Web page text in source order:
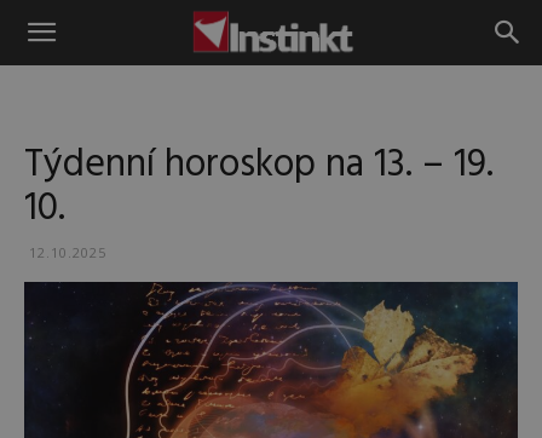
Instinkt
Týdenní horoskop na 13. – 19.
10.
12.10.2025